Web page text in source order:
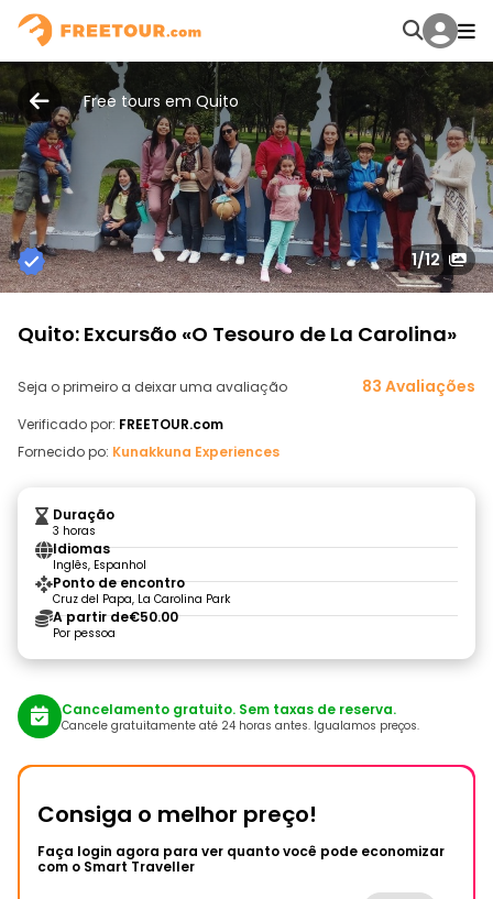
Free tours em Quito
1/12
Quito: Excursão «O Tesouro de La Carolina»
Seja o primeiro a deixar uma avaliação 83 Avaliações
Verificado por: FREETOUR.com
Fornecido po: Kunakkuna Experiences
Duração
3 horas
Idiomas
Inglês, Espanhol
Ponto de encontro
Cruz del Papa, La Carolina Park
A partir de€50.00
Por pessoa
Cancelamento gratuito. Sem taxas de reserva.
Cancele gratuitamente até 24 horas antes. Igualamos preços.
Consiga o melhor preço!
Faça login agora para ver quanto você pode economizar
com o Smart Traveller